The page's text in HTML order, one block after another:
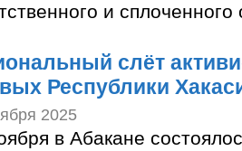
и
слёт
Республики
2025
в Абакане